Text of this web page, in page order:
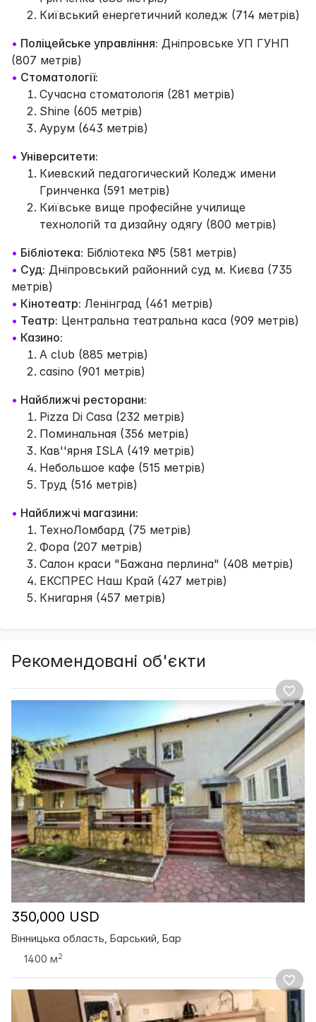
Київський енергетичний коледж (714 метрів)
• Поліцейське управління: Дніпровське УП ГУНП
(807 метрів)
• Стоматології:
Сучасна стоматологія (281 метрів)
Shine (605 метрів)
Аурум (643 метрів)
• Університети:
Киевский педагогический Коледж имени
Гринченка (591 метрів)
Київське вище професійне училище
технологій та дизайну одягу (800 метрів)
• Бібліотека: Бібліотека №5 (581 метрів)
• Суд: Дніпровський районний суд м. Києва (735
метрів)
• Кінотеатр: Ленінград (461 метрів)
• Театр: Центральна театральна каса (909 метрів)
• Казино:
A club (885 метрів)
casino (901 метрів)
• Найближчі ресторани:
Pizza Di Casa (232 метрів)
Поминальная (356 метрів)
Кав''ярня ISLA (419 метрів)
Небольшое кафе (515 метрів)
Труд (516 метрів)
• Найближчі магазини:
ТехноЛомбард (75 метрів)
Фора (207 метрів)
Салон краси "Бажана перлина" (408 метрів)
ЕКСПРЕС Наш Край (427 метрів)
Книгарня (457 метрів)
Рекомендовані об'єкти
350,000 USD
Вінницька область, Барський, Бар
1400 м2